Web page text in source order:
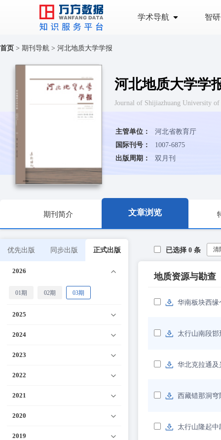
学术导航 智
首页 > 期刊导航 > 河北地质大学学报
河北地质大学学
Journal of Shijiazhuang University
主管单位：
河北省教育厅
国际刊号：
1007-6875
出版周期：
双月刊
期刊简介 文章浏览
优先出版 同步出版 正式出版
2026
01期 02期 03期
2025
2024
2023
2022
2021
2020
2019
已选择 0 条 清
地质资源与勘查
华南板块西
太行山南段
华北克拉通及
西藏错那洞
太行山隆起